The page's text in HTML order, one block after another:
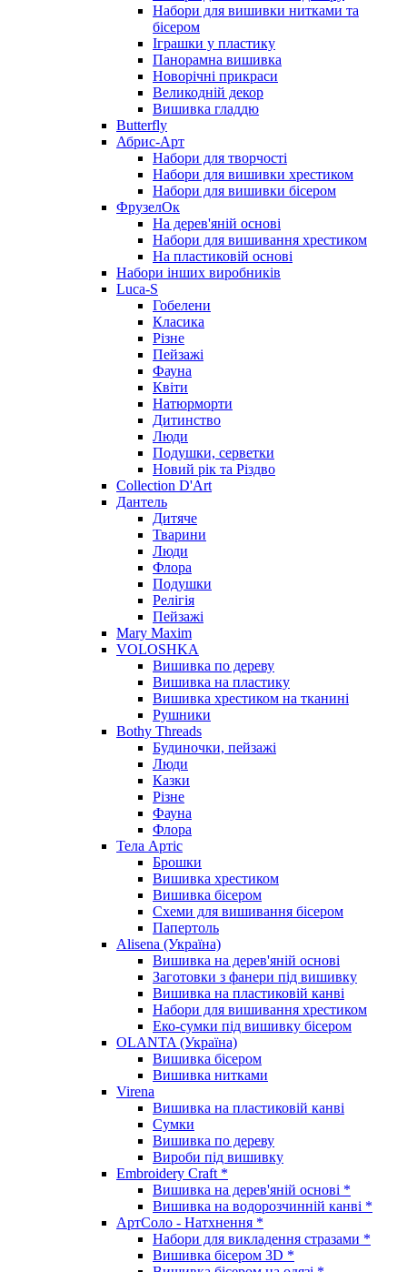
Набори для вишивки нитками та
бісером
Іграшки у пластику
Панорамна вишивка
Новорічні прикраси
Великодній декор
Вишивка гладдю
Butterfly
Абрис-Арт
Набори для творчості
Набори для вишивки хрестиком
Набори для вишивки бісером
ФрузелОк
На дерев'яній основі
Набори для вишивання хрестиком
На пластиковій основі
Набори інших виробників
Luca-S
Гобелени
Класика
Різне
Пейзажі
Фауна
Квіти
Натюрморти
Дитинство
Люди
Подушки, серветки
Новий рік та Різдво
Collection D'Art
Дантель
Дитяче
Тварини
Люди
Флора
Подушки
Релігія
Пейзажі
Mary Maxim
VOLOSHKA
Вишивка по дереву
Вишивка на пластику
Вишивка хрестиком на тканині
Рушники
Bothy Threads
Будиночки, пейзажі
Люди
Казки
Різне
Фауна
Флора
Тела Артіс
Брошки
Вишивка хрестиком
Вишивка бісером
Схеми для вишивання бісером
Папертоль
Alisena (Україна)
Вишивка на дерев'яній основі
Заготовки з фанери під вишивку
Вишивка на пластиковій канві
Набори для вишивання хрестиком
Еко-сумки під вишивку бісером
OLANTA (Україна)
Вишивка бісером
Вишивка нитками
Virena
Вишивка на пластиковій канві
Сумки
Вишивка по дереву
Вироби під вишивку
Embroidery Craft *
Вишивка на дерев'яній основі *
Вишивка на водорозчинній канві *
АртСоло - Натхнення *
Набори для викладення стразами *
Вишивка бісером 3D *